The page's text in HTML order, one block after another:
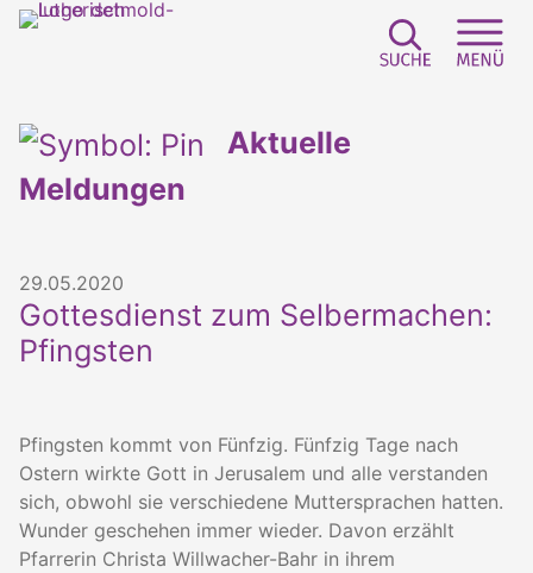
Aktuelle
Meldungen
29.05.2020
Gottesdienst zum Selbermachen:
Pfingsten
Pfingsten kommt von Fünfzig. Fünfzig Tage nach
Ostern wirkte Gott in Jerusalem und alle verstanden
sich, obwohl sie verschiedene Muttersprachen hatten.
Wunder geschehen immer wieder. Davon erzählt
Pfarrerin Christa Willwacher-Bahr in ihrem